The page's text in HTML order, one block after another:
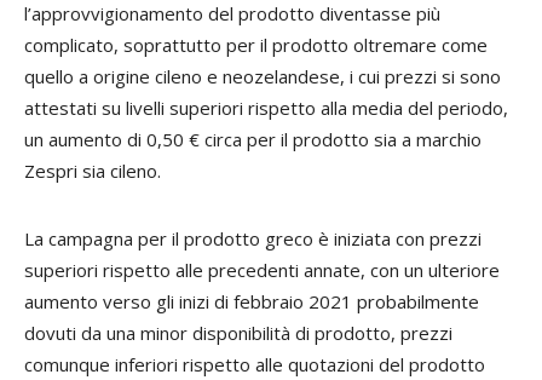
l’approvvigionamento del prodotto diventasse più
complicato, soprattutto per il prodotto oltremare come
quello a origine cileno e neozelandese, i cui prezzi si sono
attestati su livelli superiori rispetto alla media del periodo,
un aumento di 0,50 € circa per il prodotto sia a marchio
Zespri sia cileno.
La campagna per il prodotto greco è iniziata con prezzi
superiori rispetto alle precedenti annate, con un ulteriore
aumento verso gli inizi di febbraio 2021 probabilmente
dovuti da una minor disponibilità di prodotto, prezzi
comunque inferiori rispetto alle quotazioni del prodotto